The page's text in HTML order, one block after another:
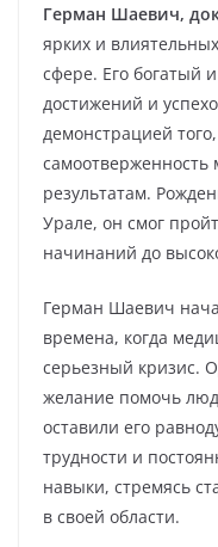
Герман Шаевич,
ярких и
сфере. Его богатый
достижений и
демонстрацией
самоотверженность
результатам.
Урале, он смог
начинаний до
Герман Шаевич
времена, когда
серьезный кризис.
желание помочь
оставили его
трудности и
навыки, стремясь
в своей области.